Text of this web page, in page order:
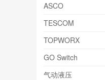
ASCO
TESCOM
TOPWORX
GO Switch
气动液压